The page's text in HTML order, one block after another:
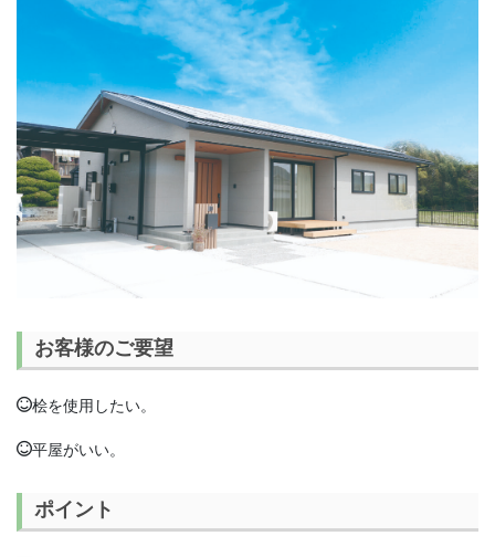
お客様のご要望
桧を使用したい。
平屋がいい。
ポイント